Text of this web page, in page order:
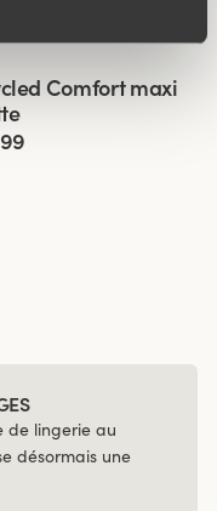
3
Comfort maxi
de lingerie au
désormais une